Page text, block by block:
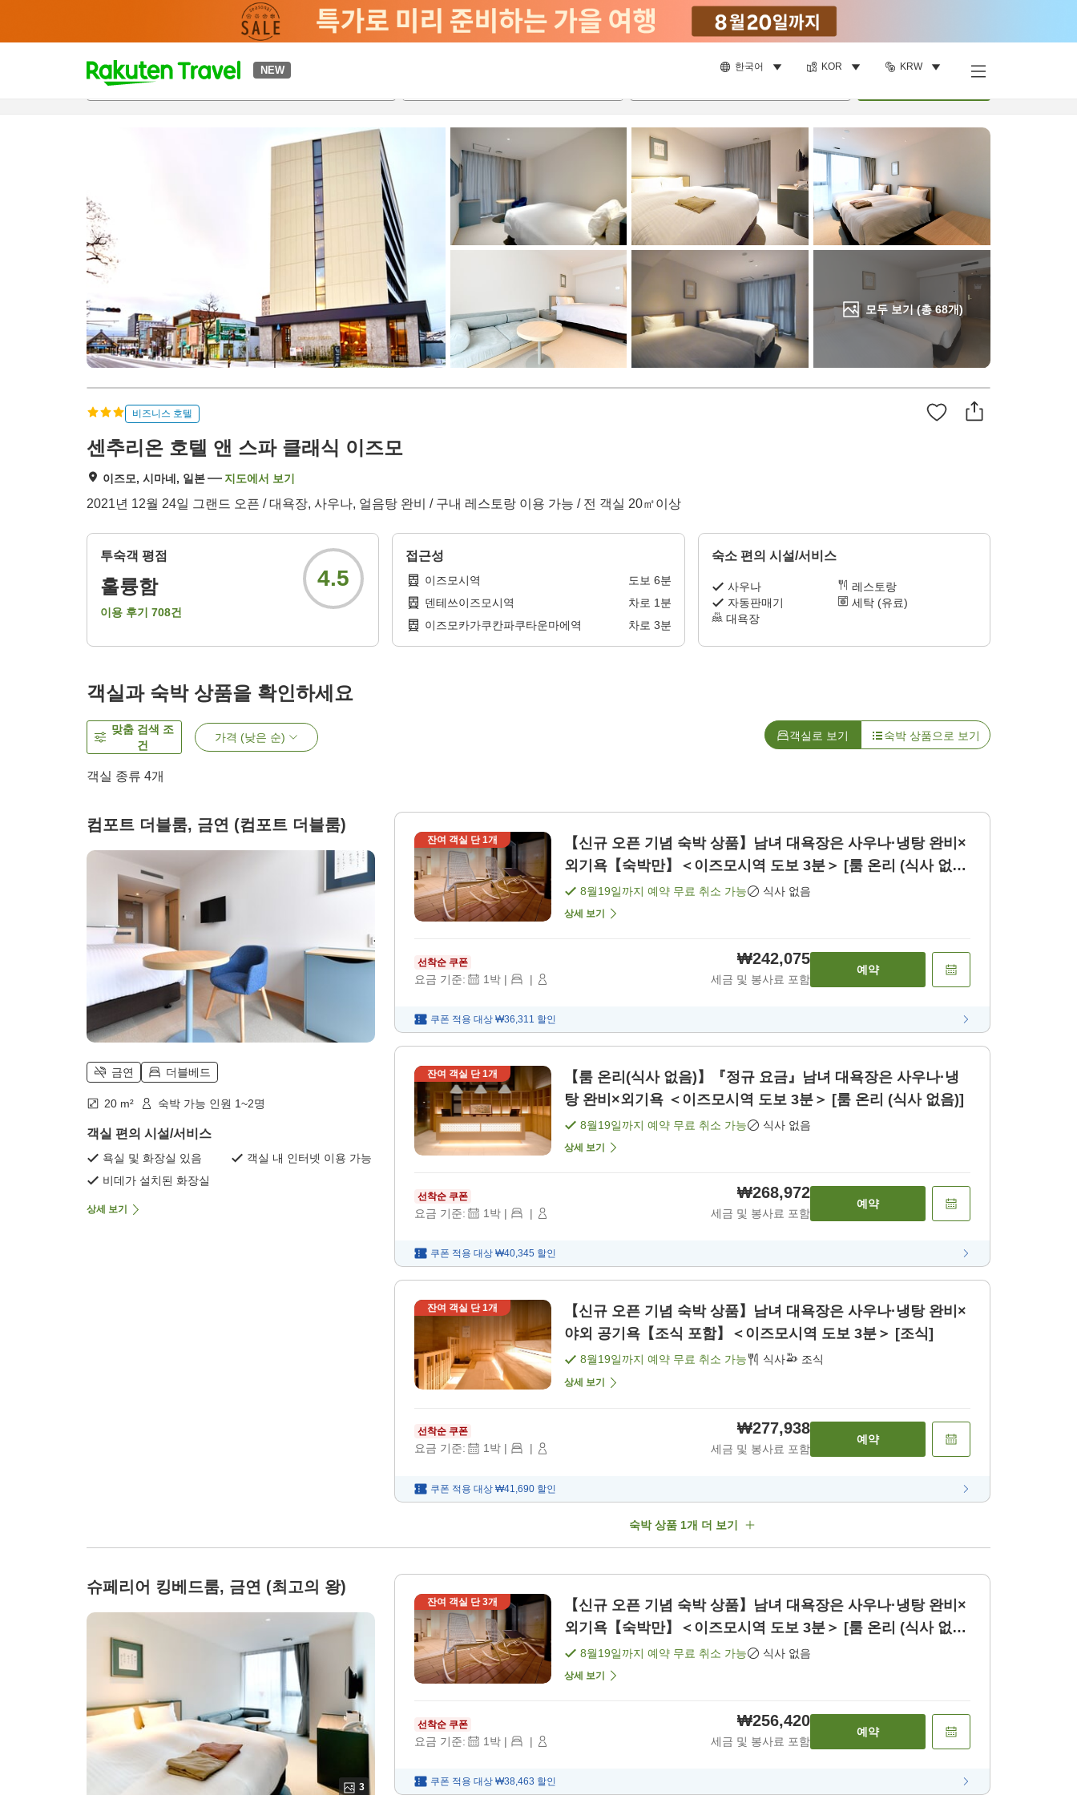
NEW 한국어 KOR KRW
t
p
s
e
a
r
c
h
모두 보기 (총68개)
개요객실 & 숙박 상품이용 후기 편의 시설/서비스
비즈니스 호텔
센추리온 호텔 앤 스파 클래식 이즈모
이즈모, 시마네, 일본 지도에서 보기
2021년 12월 24일 그랜드 오픈 / 대욕장, 사우나, 얼음탕 완비 / 구내 레스토랑 이용 가능 / 전 객실 20㎡이상
투숙객 평점
훌륭함
이용 후기 708건
4.5
접근성
이즈모시역 도보 6분
덴테쓰이즈모시역
차로 1분
이즈모카가쿠칸파쿠타운마에역
차로 3분
숙소 편의 시설/서비스
사우나
레스토랑
자동판매기
세탁 (유료)
대욕장
객실과 숙박 상품을 확인하세요
맞춤 검색 조
건
가격 (낮은 순) 객실로 보기 숙박 상품으로 보기
객실 종류 4개
컴포트 더블룸, 금연 (컴포트 더블룸)
금연 더블베드
20 m² 숙박 가능 인원 1~2명
객실 편의 시설/서비스
욕실 및 화장실 있음
객실 내 인터넷 이용 가능
비데가 설치된 화장실
상세 보기
잔여 객실 단1개
【신규 오픈 기념 숙박 상품】남녀 대욕장은 사우나·냉탕 완비×
외기욕【숙박만】＜이즈모시역 도보 3분＞ [룸 온리 (식사 없
음)]8월19일까지 예약 무료 취소 가능 식사 없음
상세 보기
선착순 쿠폰
요금 기준: 1박 | |
₩242,075
세금 및 봉사료 포함
예약
쿠폰 적용 대상 ₩36,311 할인
잔여 객실 단1개
【룸 온리(식사 없음)】『정규 요금』남녀 대욕장은 사우나·냉
탕 완비×외기욕 ＜이즈모시역 도보 3분＞ [룸 온리 (식사 없음)]
8월19일까지 예약 무료 취소 가능 식사 없음
상세 보기
선착순 쿠폰
요금 기준: 1박 | |
₩268,972
세금 및 봉사료 포함
예약
쿠폰 적용 대상 ₩40,345 할인
잔여 객실 단1개
【신규 오픈 기념 숙박 상품】남녀 대욕장은 사우나·냉탕 완비×
야외 공기욕【조식 포함】＜이즈모시역 도보 3분＞ [조식]
8월19일까지 예약 무료 취소 가능 식사 조식
상세 보기
선착순 쿠폰
요금 기준: 1박 | |
₩277,938
세금 및 봉사료 포함
예약
쿠폰 적용 대상 ₩41,690 할인
숙박 상품 1개 더 보기
슈페리어 킹베드룸, 금연 (최고의 왕)
3
잔여 객실 단3개
【신규 오픈 기념 숙박 상품】남녀 대욕장은 사우나·냉탕 완비×
외기욕【숙박만】＜이즈모시역 도보 3분＞ [룸 온리 (식사 없
음)]8월19일까지 예약 무료 취소 가능 식사 없음
상세 보기
선착순 쿠폰
요금 기준: 1 박 | |
₩256,420
세금 및 봉사료 포함
예약
쿠폰 적용 대상 ₩38,463 할인